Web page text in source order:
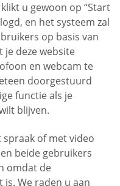
u gewoon op “Start
en het systeem zal
op basis van
deze website
en webcam te
doorgestuurd
functie als je
blijven.
of met video
beide gebruikers
omdat de
We raden u aan